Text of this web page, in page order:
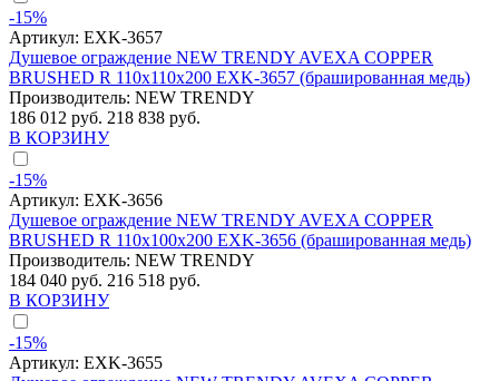
-15%
Артикул: EXK-3657
Душевое ограждение NEW TRENDY AVEXA COPPER
BRUSHED R 110x110x200 EXK-3657 (брашированная медь)
Производитель: NEW TRENDY
186 012 руб. 218 838 руб.
В КОРЗИНУ
-15%
Артикул: EXK-3656
Душевое ограждение NEW TRENDY AVEXA COPPER
BRUSHED R 110x100x200 EXK-3656 (брашированная медь)
Производитель: NEW TRENDY
184 040 руб. 216 518 руб.
В КОРЗИНУ
-15%
Артикул: EXK-3655